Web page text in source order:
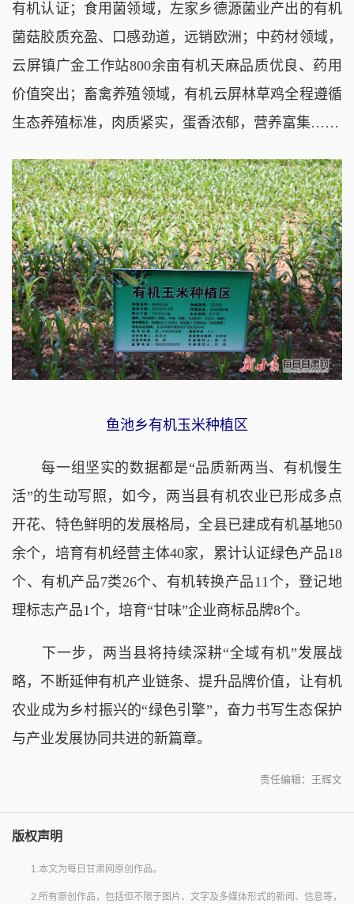
有机认证；食用菌领域，左家乡德源菌业产出的有机
菌菇胶质充盈、口感劲道，远销欧洲；中药材领域，
云屏镇广金工作站800余亩有机天麻品质优良、药用
价值突出；畜禽养殖领域，有机云屏林草鸡全程遵循
生态养殖标准，肉质紧实，蛋香浓郁，营养富集……
鱼池乡有机玉米种植区
每一组坚实的数据都是“品质新两当、有机慢生
活”的生动写照，如今，两当县有机农业已形成多点
开花、特色鲜明的发展格局，全县已建成有机基地50
余个，培育有机经营主体40家，累计认证绿色产品18
个、有机产品7类26个、有机转换产品11个，登记地
理标志产品1个，培育“甘味”企业商标品牌8个。
下一步，两当县将持续深耕“全域有机”发展战
略，不断延伸有机产业链条、提升品牌价值，让有机
农业成为乡村振兴的“绿色引擎”，奋力书写生态保护
与产业发展协同共进的新篇章。
责任编辑：王辉文
版权声明
1.本文为每日甘肃网原创作品。
2.所有原创作品，包括但不限于图片、文字及多媒体形式的新闻、信息等，